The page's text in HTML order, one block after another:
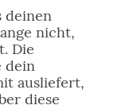
deinen
nicht,
Die
dein
ausliefert,
diese